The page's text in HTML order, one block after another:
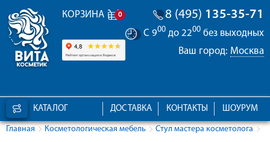
КОРЗИНА 0 8 (495) 135-35-71
С 900 до 2200 без выходных
Ваш город: Москва
КАТАЛОГ ШОУРУМ
КОНТАКТЫ
ДОСТАВКА
Главная Косметологическая мебель Стул мастера косметолога